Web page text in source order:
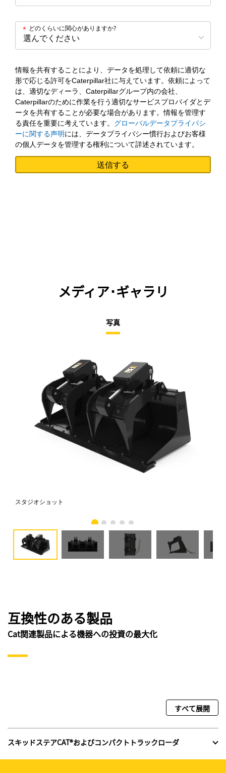
どのくらいに関心がありますか?
*
情報を共有することにより、データを処理して依頼に適切な
形で応じる許可をCaterpillar社に与えています。依頼によって
は、適切なディーラ、Caterpillarグループ内の会社、
Caterpillarのために作業を行う適切なサービスプロバイダとデ
ータを共有することが必要な場合があります。情報を管理す
る責任を重要に考えています。 グローバルデータプライバシ
ーに関する声明には、データプライバシー慣行およびお客様
の個人データを管理する権利について詳述されています。
メディア･ギャラリ
写真
スタジオショット
互換性のある製品
Cat関連製品による機器への投資の最大化
すべて展開
スキッドステアCAT®およびコンパクトトラックローダ